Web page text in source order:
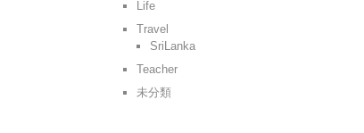
Life
Travel
SriLanka
Teacher
未分類